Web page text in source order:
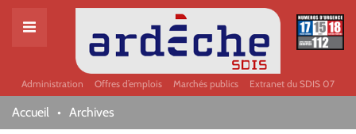
Administration Offres d’emplois Marchés publics Extranet du SDIS 07
Accueil Archives